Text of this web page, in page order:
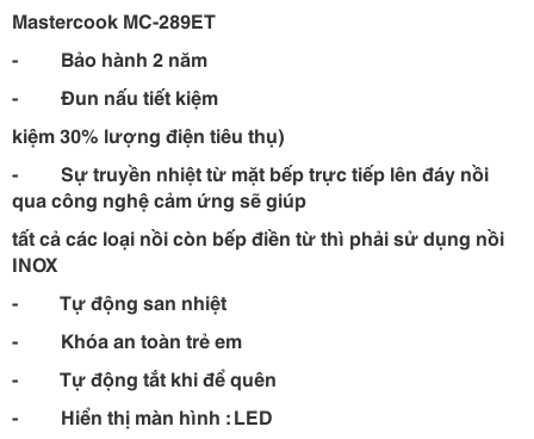
Mastercook MC-289ET
- Bảo hành 2 năm
- Đun nấu tiết kiệm
kiệm 30% lượng điện tiêu thụ)
- Sự truyền nhiệt từ mặt bếp trực tiếp lên đáy nồi
qua công nghệ cảm ứng sẽ giúp
tất cả các loại nồi còn bếp điền từ thì phải sử dụng nồi
INOX
- Tự động san nhiệt
- Khóa an toàn trẻ em
- Tự động tắt khi để quên
- Hiển thị màn hình : LED